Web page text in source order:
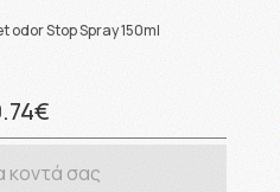
odor Stop Spray 150ml
κοντά σας